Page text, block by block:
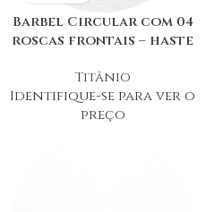
Barbel Circular com 04
roscas frontais – haste
Titânio
Identifique-se para ver o
preço